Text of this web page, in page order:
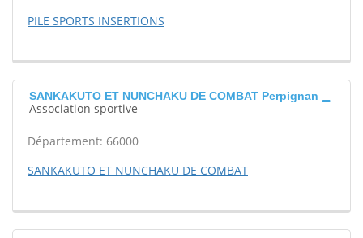
PILE SPORTS INSERTIONS
SANKAKUTO ET NUNCHAKU DE COMBAT Perpignan
Association sportive
Département: 66000
SANKAKUTO ET NUNCHAKU DE COMBAT